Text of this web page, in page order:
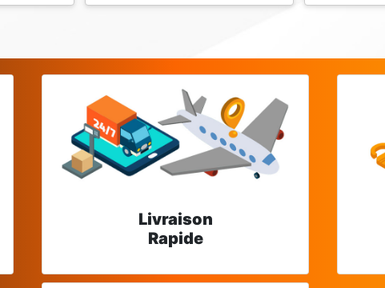
Livraison
Rapide